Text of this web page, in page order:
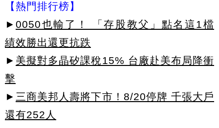
【熱門排行榜】
► 0050也輸了！ 「存股教父」點名這1檔
績效勝出還更抗跌
► 美擬對多晶矽課稅15% 台廠赴美布局降衝
擊
► 三商美邦人壽將下市！8/20停牌 千張大戶
還有252人